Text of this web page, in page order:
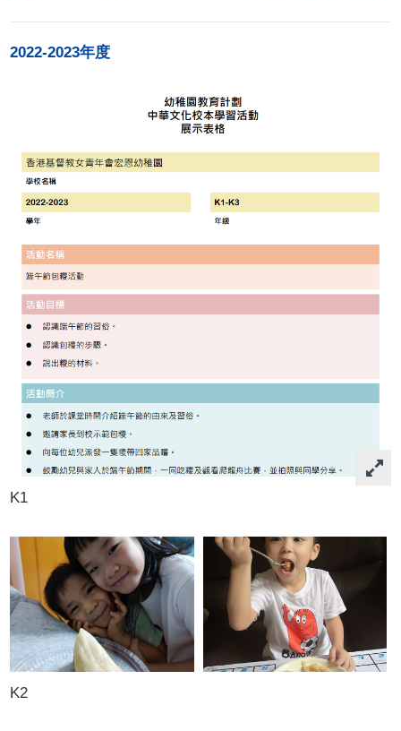
2022-2023年度
K1
K2